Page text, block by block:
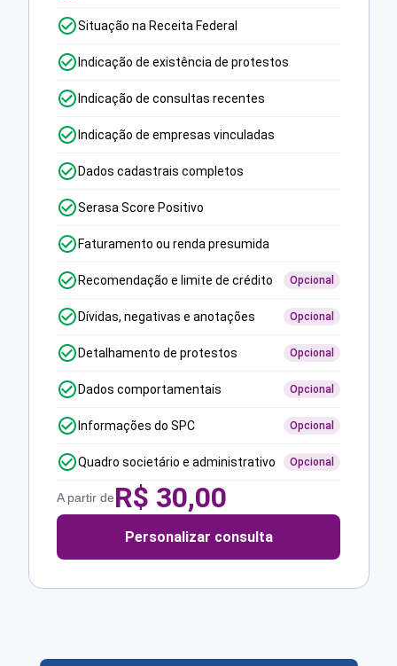
Situação na Receita Federal
Indicação de existência de protestos
Indicação de consultas recentes
Indicação de empresas vinculadas
Dados cadastrais completos
Serasa Score Positivo
Faturamento ou renda presumida
Recomendação e limite de crédito Opcional
Dívidas, negativas e anotações Opcional
Detalhamento de protestos Opcional
Dados comportamentais Opcional
Informações do SPC Opcional
Quadro societário e administrativo Opcional
A partir deR$ 30,00
Personalizar consulta